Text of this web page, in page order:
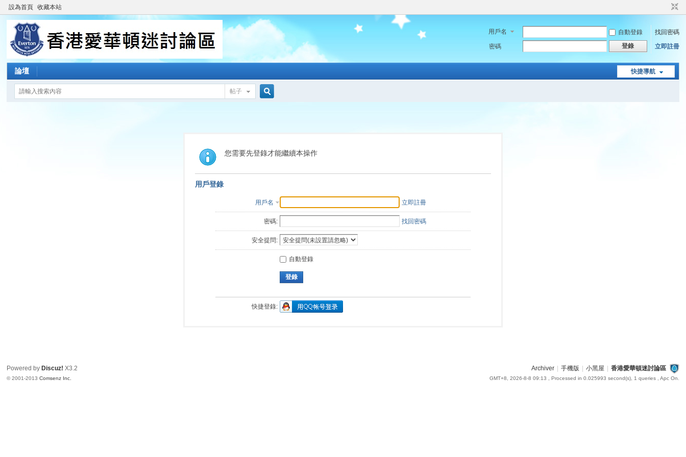
設為首頁 收藏本站
用戶名 自動登錄
找回密碼
密碼
登錄 立即註冊
快捷導航
論壇
帖子
索
您需要先登錄才能繼續本操作
用戶登錄
用戶名 立即註冊
密碼: 找回密碼
安全提問:
自動登錄
登錄
快捷登錄:
Archiver 手機版 小黑屋 香港愛華頓迷討論區
GMT+8, 2026-8-8 09:13 , Processed in 0.025993 second(s), 1 queries , Apc On.
Powered by Discuz! X3.2
© 2001-2013Comsenz Inc.